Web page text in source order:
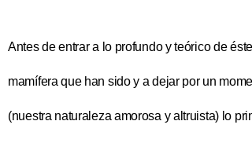
Antes de entrar a lo profundo y teórico de
mamífera que han sido y a dejar por un
(nuestra naturaleza amorosa y altruista) lo